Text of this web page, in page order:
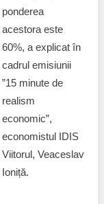
ponderea
acestora este
60%, a explicat în
cadrul emisiunii
”15 minute de
realism
economic”,
economistul IDIS
Viitorul, Veaceslav
Ioniță.